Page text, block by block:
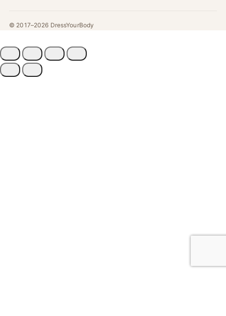
© 2017–2026 DressYourBody